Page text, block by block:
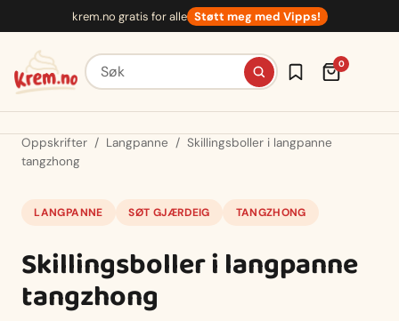
innhold
krem.no gratis for alle Støtt meg med Vipps!
Søk etter oppskrifter 0
Oppskrifter / Langpanne / Skillingsboller i langpanne
tangzhong
LANGPANNE SØT GJÆRDEIG TANGZHONG
Skillingsboller i langpanne
tangzhong